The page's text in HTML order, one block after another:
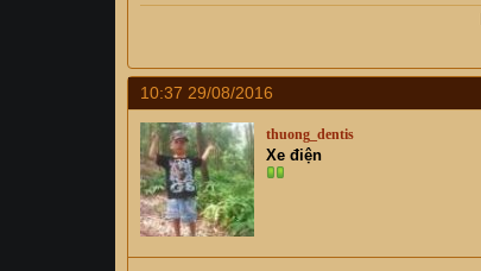
10:37 29/08/2016
thuong_dentis
Xe điện